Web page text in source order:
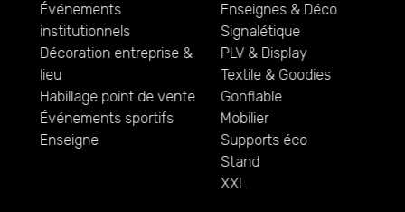
Événements
institutionnels
Décoration entreprise &
lieu
Habillage point de vente
Événements sportifs
Enseigne
Enseignes & Déco
Signalétique
PLV & Display
Textile & Goodies
Gonflable
Mobilier
Supports éco
Stand
XXL